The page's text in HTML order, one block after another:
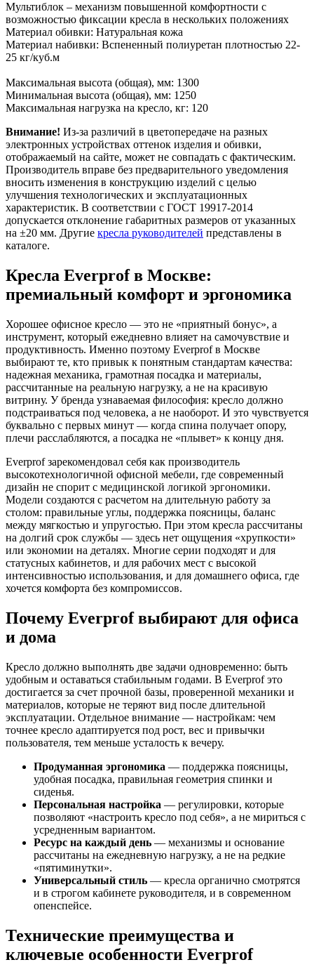
Мультиблок – механизм повышенной комфортности с
возможностью фиксации кресла в нескольких положениях
Материал обивки: Натуральная кожа
Материал набивки: Вспененный полиуретан плотностью 22-
25 кг/куб.м
Максимальная высота (общая), мм: 1300
Минимальная высота (общая), мм: 1250
Максимальная нагрузка на кресло, кг: 120
Внимание! Из-за различий в цветопередаче на разных
электронных устройствах оттенок изделия и обивки,
отображаемый на сайте, может не совпадать с фактическим.
Производитель вправе без предварительного уведомления
вносить изменения в конструкцию изделий с целью
улучшения технологических и эксплуатационных
характеристик. В соответствии с ГОСТ 19917-2014
допускается отклонение габаритных размеров от указанных
на ±20 мм. Другие кресла руководителей представлены в
каталоге.
Кресла Everprof в Москве:
премиальный комфорт и эргономика
Хорошее офисное кресло — это не «приятный бонус», а
инструмент, который ежедневно влияет на самочувствие и
продуктивность. Именно поэтому Everprof в Москве
выбирают те, кто привык к понятным стандартам качества:
надежная механика, грамотная посадка и материалы,
рассчитанные на реальную нагрузку, а не на красивую
витрину. У бренда узнаваемая философия: кресло должно
подстраиваться под человека, а не наоборот. И это чувствуется
буквально с первых минут — когда спина получает опору,
плечи расслабляются, а посадка не «плывет» к концу дня.
Everprof зарекомендовал себя как производитель
высокотехнологичной офисной мебели, где современный
дизайн не спорит с медицинской логикой эргономики.
Модели создаются с расчетом на длительную работу за
столом: правильные углы, поддержка поясницы, баланс
между мягкостью и упругостью. При этом кресла рассчитаны
на долгий срок службы — здесь нет ощущения «хрупкости»
или экономии на деталях. Многие серии подходят и для
статусных кабинетов, и для рабочих мест с высокой
интенсивностью использования, и для домашнего офиса, где
хочется комфорта без компромиссов.
Почему Everprof выбирают для офиса
и дома
Кресло должно выполнять две задачи одновременно: быть
удобным и оставаться стабильным годами. В Everprof это
достигается за счет прочной базы, проверенной механики и
материалов, которые не теряют вид после длительной
эксплуатации. Отдельное внимание — настройкам: чем
точнее кресло адаптируется под рост, вес и привычки
пользователя, тем меньше усталость к вечеру.
Продуманная эргономика — поддержка поясницы,
удобная посадка, правильная геометрия спинки и
сиденья.
Персональная настройка — регулировки, которые
позволяют «настроить кресло под себя», а не мириться с
усредненным вариантом.
Ресурс на каждый день — механизмы и основание
рассчитаны на ежедневную нагрузку, а не на редкие
«пятиминутки».
Универсальный стиль — кресла органично смотрятся
и в строгом кабинете руководителя, и в современном
опенспейсе.
Технические преимущества и
ключевые особенности Everprof